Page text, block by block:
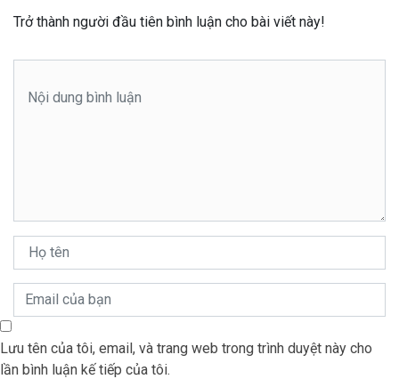
Trở thành người đầu tiên bình luận cho bài viết này!
Lưu tên của tôi, email, và trang web trong trình duyệt này cho
lần bình luận kế tiếp của tôi.